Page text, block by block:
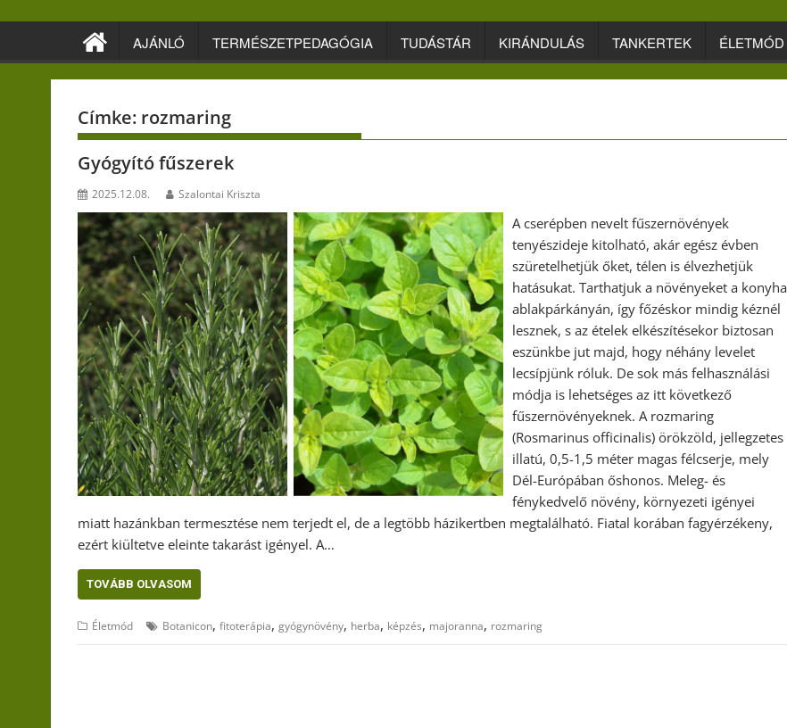
AJÁNLÓ TERMÉSZETPEDAGÓGIA TUDÁSTÁR KIRÁNDULÁS TANKERTEK ÉLETMÓD
Címke: rozmaring
Gyógyító fűszerek
2025.12.08. Szalontai Kriszta
A cserépben nevelt fűszernövények
tenyészideje kitolható, akár egész évben
szüretelhetjük őket, télen is élvezhetjük
hatásukat. Tarthatjuk a növényeket a konyha
ablakpárkányán, így főzéskor mindig kéznél
lesznek, s az ételek elkészítésekor biztosan
eszünkbe jut majd, hogy néhány levelet
lecsípjünk róluk. De sok más felhasználási
módja is lehetséges az itt következő
fűszernövényeknek. A rozmaring
(Rosmarinus officinalis) örökzöld, jellegzetes
illatú, 0,5-1,5 méter magas félcserje, mely
Dél-Európában őshonos. Meleg- és
fénykedvelő növény, környezeti igényei
miatt hazánkban termesztése nem terjedt el, de a legtöbb házikertben megtalálható. Fiatal korában fagyérzékeny,
ezért kiültetve eleinte takarást igényel. A…
TOVÁBB OLVASOM
Életmód Botanicon, fitoterápia, gyógynövény, herba, képzés, majoranna, rozmaring